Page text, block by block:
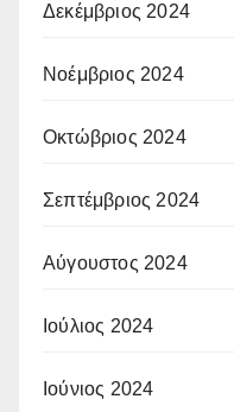
Δεκέμβριος 2024
Νοέμβριος 2024
Οκτώβριος 2024
Σεπτέμβριος 2024
Αύγουστος 2024
Ιούλιος 2024
Ιούνιος 2024